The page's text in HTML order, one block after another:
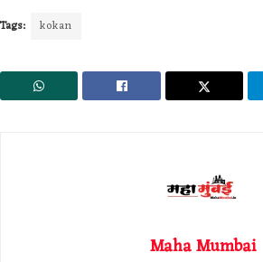
Tags: kokan
Maha Mumbai